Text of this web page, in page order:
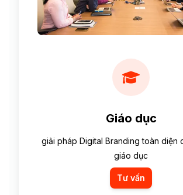
Giáo dục
giải pháp Digital Branding toàn diện
giáo dục
Tư vấn